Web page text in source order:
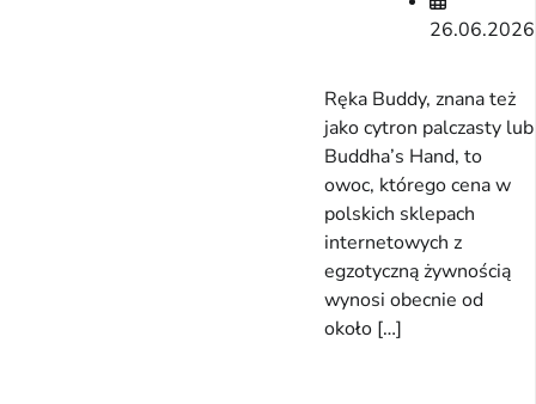
26.06.2026
Ręka Buddy, znana też
jako cytron palczasty lub
Buddha’s Hand, to
owoc, którego cena w
polskich sklepach
internetowych z
egzotyczną żywnością
wynosi obecnie od
około […]